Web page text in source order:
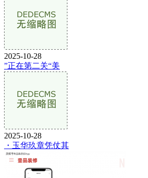
2025-10-28
”正在第二关“美
2025-10-28
・玉华玖章凭仗其